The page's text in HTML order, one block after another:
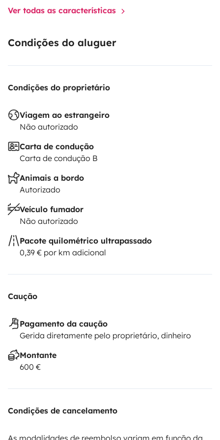
Ver todas as características
Condições do aluguer
Condições do proprietário
Viagem ao estrangeiro
Não autorizado
Carta de condução
Carta de condução B
Animais a bordo
Autorizado
Veículo fumador
Não autorizado
Pacote quilométrico ultrapassado
0,39 € por km adicional
Caução
Pagamento da caução
Gerida diretamente pelo proprietário, dinheiro
Montante
600 €
Condições de cancelamento
As modalidades de reembolso variam em função da